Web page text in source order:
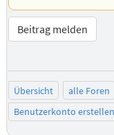
Beitrag melden
Übersicht alle Foren
Benutzerkonto erstellen